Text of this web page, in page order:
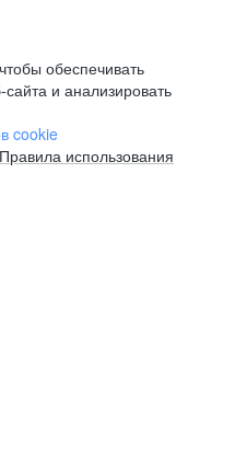
обеспечивать
и анализировать
cookie
Правила использования